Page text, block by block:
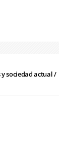
sociedad actual /